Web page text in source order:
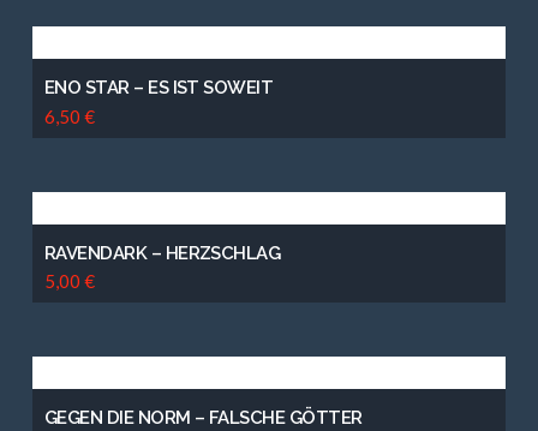
ENO STAR – ES IST SOWEIT
6,50 €
RAVENDARK – HERZSCHLAG
5,00 €
GEGEN DIE NORM – FALSCHE GÖTTER